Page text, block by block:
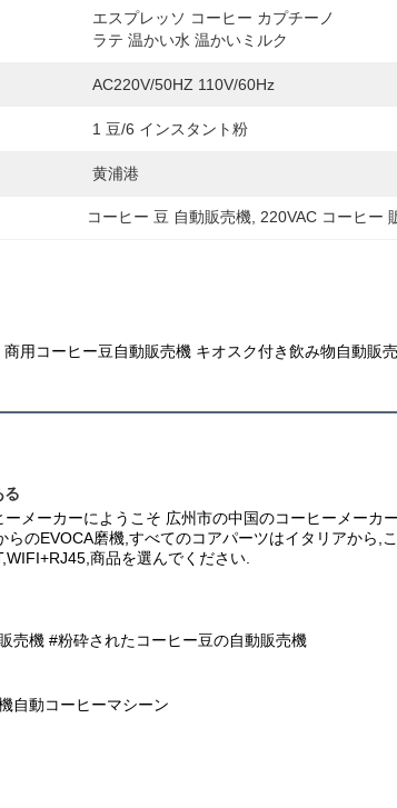
エスプレッソ コーヒー カプチーノ
ラテ 温かい水 温かいミルク
AC220V/50HZ 110V/60Hz
1 豆/6 インスタント粉
黄浦港
コーヒー 豆 自動販売機 220VAC コーヒー
用コーヒー豆自動販売機 キオスク付き飲み物自動販
る
ーメーカーにようこそ 広州市の中国のコーヒーメー
らのEVOCA磨機,すべてのコアパーツはイタリアから
商品を選んでください.
売機 #粉砕されたコーヒー豆の自動販売機
自動コーヒーマシーン